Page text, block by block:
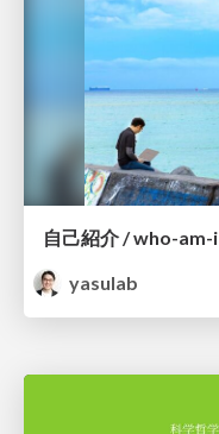
自己紹介 / who-am-i
yasulab